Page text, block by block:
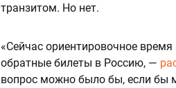
транзитом. Но нет.
«Сейчас ориентировочное
обратные билеты в Россию, —
вопрос можно было бы, если бы